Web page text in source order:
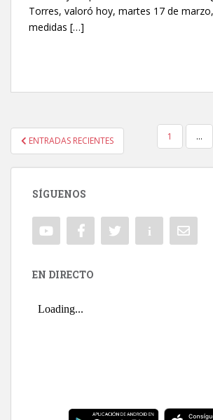
Torres, valoró hoy, martes 17 de
medidas […]
NAVEGACIÓN DE
ENTRADAS RECIENTES 1 …
SÍGUENOS
EN DIRECTO